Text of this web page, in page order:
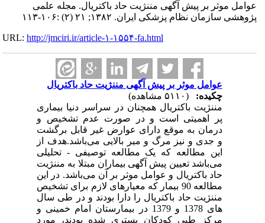
عوامل موثر بر پیش آگهی مننژیت حاد باکتریال. مجله علمی
پژوهشی سازمان نظام پزشکی ایران. ۱۳۸۲; ۲۱ (۲) :۱۰۶-۱۱۳
URL:http://jmciri.ir/article-۱-۱۵۵۴-fa.html
عوامل موثر بر پیش آگهی مننژیت حاد باکتریال
چکیده:
مننژیت باکتریال همچنان در سراسر دنیا بیماری
پر اهمیتی است و در صورت عدم تشخیص و
درمان به موقع دارای عوارض غیر قابل برگشت
و جدی و نیز مرگ و میر بالایی می‌باشد.هدف از
این مطالعه که یک مطالعه توصیفی - تحلیلی
می‌باشد تعیین پیش آگهی بیماران مبتلا به مننژیت
حاد باکتریال و عوامل موثر بر آن می‌باشد. در این
مطالعه 90 بیمار که معیارهای لازم برای تشخیص
مننژیت حاد باکتریال را دارا بودند و در طی سال
های 1378 و 1379 در بیمارستان امام خمینی و
مرکز طبی کودکان بستری شده بودند، مورد